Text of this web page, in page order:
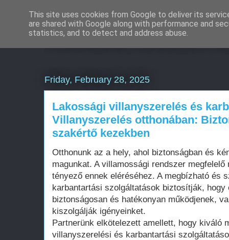
Weboldal készítés
Friday, February 28, 2025
Lakossági villanyszerelés és
Villanyszerelés otthonában:
szakértő kezekben
Otthonunk az a hely, ahol biztonságban és
magunkat. A villamossági rendszer
tényező ennek eléréséhez. A megbízható és
karbantartási szolgáltatások biztosítják, hogy
biztonságosan és hatékonyan működjenek,
kiszolgálják igényeinket.
Partnerünk elkötelezett amellett, hogy kiváló
villanyszerelési és karbantartási
This site uses cookies from Google to deliver its
are shared with Google along with performance and
statistics, and to detect and address abuse.